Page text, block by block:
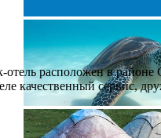
расположен в районе
качественный сервис,